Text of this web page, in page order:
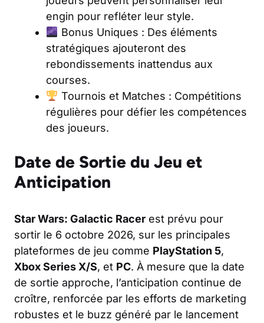
engin pour refléter leur style.
Bonus Uniques : Des éléments
stratégiques ajouteront des
rebondissements inattendus aux
courses.
Tournois et Matches : Compétitions
régulières pour défier les compétences
des joueurs.
Date de Sortie du Jeu et
Anticipation
Star Wars: Galactic Racer est prévu pour
sortir le 6 octobre 2026, sur les principales
plateformes de jeu comme PlayStation 5,
Xbox Series X/S, et PC. À mesure que la date
de sortie approche, l’anticipation continue de
croître, renforcée par les efforts de marketing
robustes et le buzz généré par le lancement